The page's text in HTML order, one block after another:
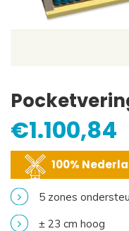
€1.100,84
100%
5 zones
± 23 cm hoog